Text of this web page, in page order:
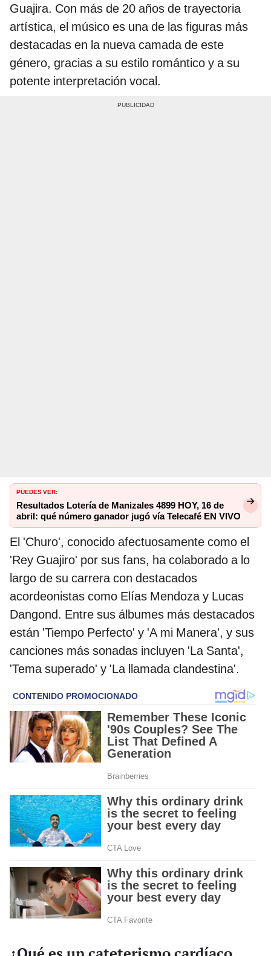
Guajira. Con más de 20 años de trayectoria
artística, el músico es una de las figuras más
destacadas en la nueva camada de este
género, gracias a su estilo romántico y a su
potente interpretación vocal.
PUEDES VER:
Resultados Lotería de Manizales 4899 HOY, 16 de
abril: qué número ganador jugó vía Telecafé EN VIVO
El 'Churo', conocido afectuosamente como el
'Rey Guajiro' por sus fans, ha colaborado a lo
largo de su carrera con destacados
acordeonistas como Elías Mendoza y Lucas
Dangond. Entre sus álbumes más destacados
están 'Tiempo Perfecto' y 'A mi Manera', y sus
canciones más sonadas incluyen 'La Santa',
'Tema superado' y 'La llamada clandestina'.